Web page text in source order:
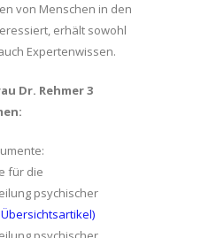
von Menschen in den
erhält sowohl
Expertenwissen.
Dr. Rehmer 3
für die
psychischer